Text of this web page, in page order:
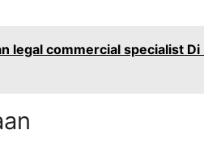
legal commercial specialist